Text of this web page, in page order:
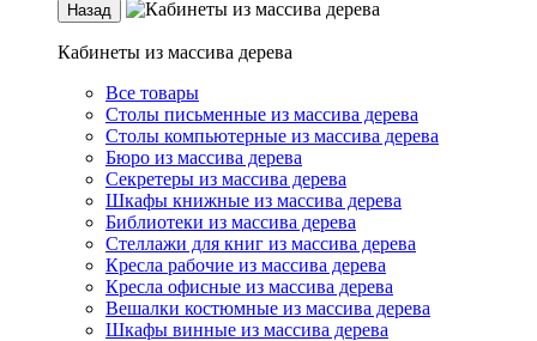
Назад
Кабинеты из массива дерева
Все товары
Столы письменные из массива дерева
Столы компьютерные из массива дерева
Бюро из массива дерева
Секретеры из массива дерева
Шкафы книжные из массива дерева
Библиотеки из массива дерева
Стеллажи для книг из массива дерева
Кресла рабочие из массива дерева
Кресла офисные из массива дерева
Вешалки костюмные из массива дерева
Шкафы винные из массива дерева